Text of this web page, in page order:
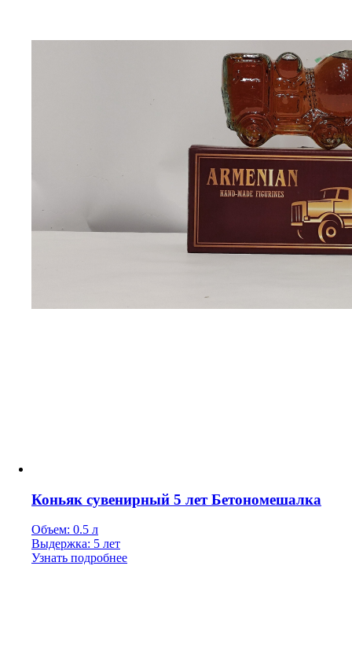
Коньяк сувенирный 5 лет Бетономешалка
Объем: 0.5 л
Выдержка: 5 лет
Узнать подробнее